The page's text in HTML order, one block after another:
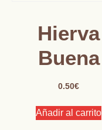
Hierva
Buena
0.50€
Añadir al carrito